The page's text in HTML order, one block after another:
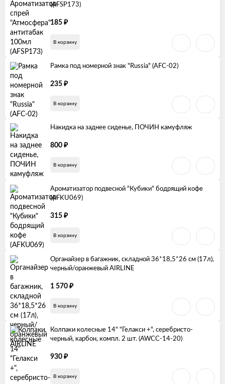
(AFSP173)
185 ₽
В корзину
Рамка под номерной знак "Russia" (AFC-02)
235 ₽
В корзину
Накидка на заднее сиденье, ПОЧИН камуфляж
800 ₽
В корзину
Ароматизатор подвесной "Кубики" бодрящий кофе
(AFKU069)
315 ₽
В корзину
Органайзер в багажник, складной 36*18,5*26 см (17л),
черный/оранжевый AIRLINE
1 570 ₽
В корзину
Колпаки колесные 14" "Гелакси +", серебристо-
черный, карбон, компл. 2 шт. (AWCC-14-20)
930 ₽
В корзину